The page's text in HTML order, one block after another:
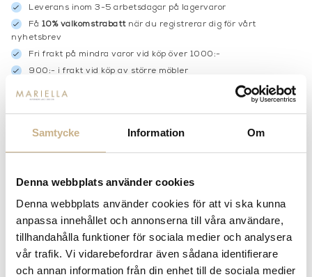
Samtycke Information Om
Denna webbplats använder cookies
Denna webbplats använder cookies för att vi ska kunna
anpassa innehållet och annonserna till våra användare,
tillhandahålla funktioner för sociala medier och analysera
vår trafik. Vi vidarebefordrar även sådana identifierare
och annan information från din enhet till de sociala medier
Leverans inom 3-5 arbetsdagar på lagervaror
Få 10% välkomstrabattnär du registrerar dig för vårt
nyhetsbrev
Fri frakt på mindra varor vid köp över 1000:-
900:- i frakt vid köp av större möbler
SPECIFIKATIONER
MER FRÅN MERIDIANI